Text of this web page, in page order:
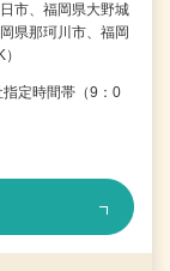
市、福岡県大野城
県那珂川市、福岡
定時間帯（9：0